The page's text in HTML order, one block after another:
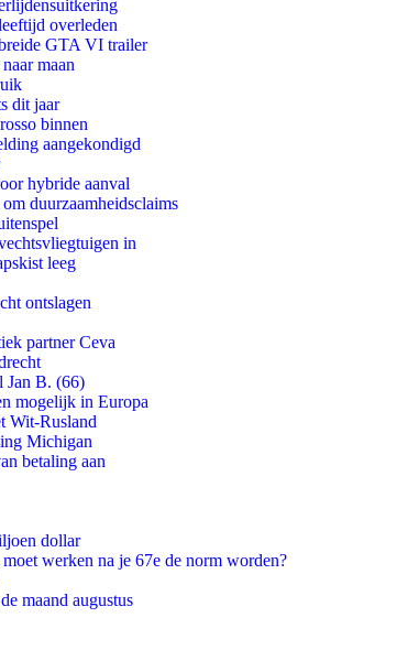
overleden
GTA VI trailer
maan
dit jaar
binnen
aangekondigd
hybride aanval
duurzaamheidsclaims
in
leeg
ontslagen
partner Ceva
Jan B. (66)
mogelijk in Europa
Wit-Rusland
Michigan
betaling aan
dollar
werken na je 67e de norm worden?
maand augustus